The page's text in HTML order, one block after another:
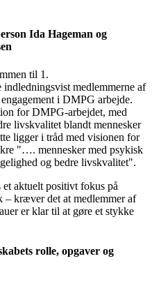
Ida Hageman og
til 1.
indledningsvist medlemmerne af
i DMPG arbejde.
for DMPG-arbejdet, med
livskvalitet blandt mennesker
ligger i tråd med visionen for
"…. mennesker med psykisk
og bedre livskvalitet".
et aktuelt positivt fokus på
kræver det at medlemmer af
er klar til at gøre et stykke
rolle, opgaver og